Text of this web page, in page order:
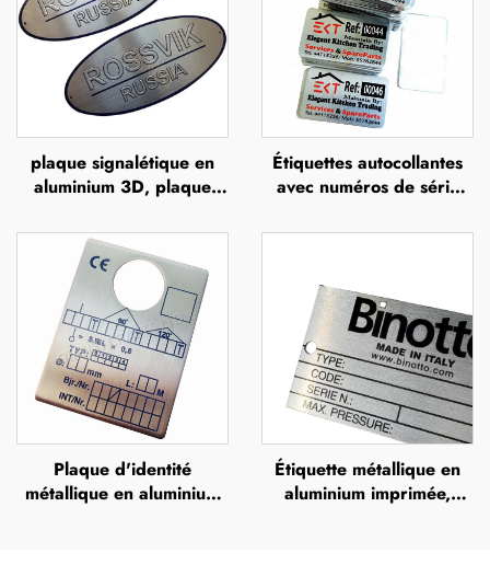
plaque signalétique en
aluminium 3D, plaque
inoxydable, étiquette
métallique avec logo en
relief
Étiquettes autocollantes
avec numéros de série
support adhésif en
Plaque d'identité
métallique en aluminium
Étiquette métallique en
aluminium imprimée,